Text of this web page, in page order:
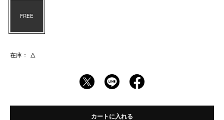
FREE
在庫： △
カートに入れる